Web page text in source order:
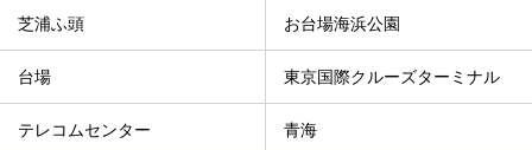
芝浦ふ頭 お台場海浜公園
台場 東京国際クルーズターミナル
テレコムセンター 青海